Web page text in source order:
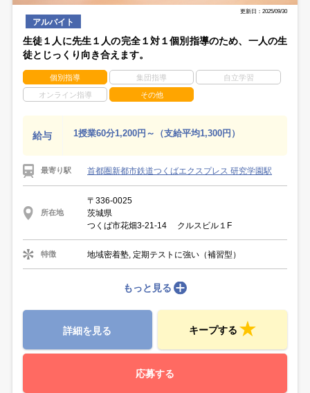
更新日：2025/09/30
アルバイト
生徒１人に先生１人の完全１対１個別指導のため、一人の生
徒とじっくり向き合えます。
個別指導 集団指導 自立学習
オンライン指導 その他
給与 1授業60分1,200円～（支給平均1,300円）
最寄り駅 首都圏新都市鉄道つくばエクスプレス 研究学園駅
所在地
〒336-0025
茨城県
つくば市花畑3-21-14 クルスビル１F
特徴 地域密着塾, 定期テストに強い（補習型）
もっと見る
詳細を見る キープする
応募する